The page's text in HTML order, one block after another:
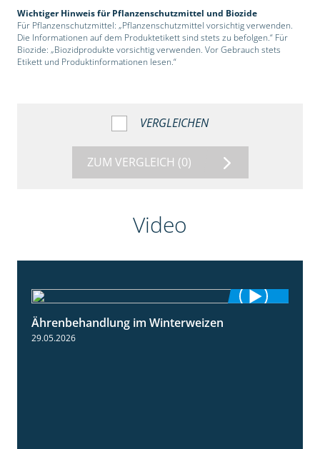
Wichtiger Hinweis für Pflanzenschutzmittel und Biozide
Für Pflanzenschutzmittel: „Pflanzenschutzmittel vorsichtig verwenden.
Die Informationen auf dem Produktetikett sind stets zu befolgen.“ Für
Biozide: „Biozidprodukte vorsichtig verwenden. Vor Gebrauch stets
Etikett und Produktinformationen lesen.“
VERGLEICHEN
ZUM VERGLEICH (0)
Video
Ährenbehandlung im Winterweizen
29.05.2026